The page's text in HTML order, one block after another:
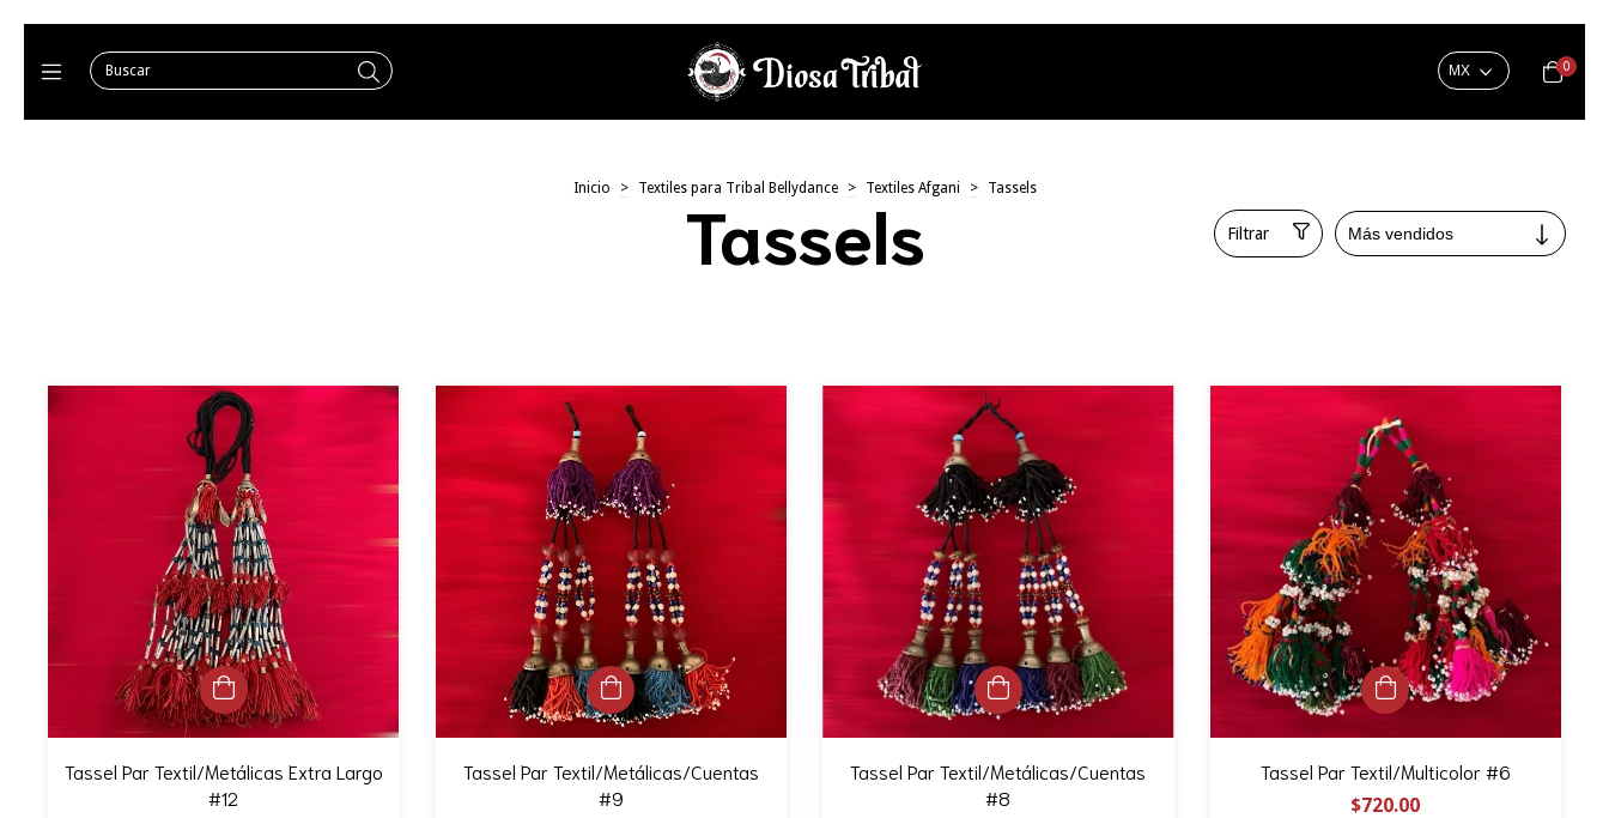
0
Inicio > Textiles para Tribal Bellydance > Textiles Afgani > Tassels
Tassels Filtrar
Tassel Par Textil/Metálicas Extra Largo
#12
Tassel Par Textil/Metálicas/Cuentas
#9
Tassel Par Textil/Metálicas/Cuentas
#8
Tassel Par Textil/Multicolor #6
$720.00